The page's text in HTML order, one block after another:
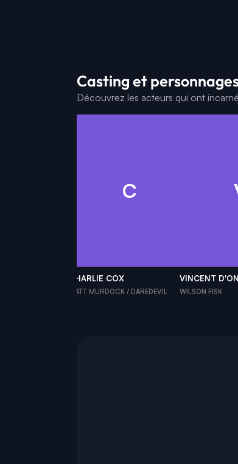
Casting et
Découvrez les acteurs qui ont
C
CHARLIE COX
MATT MURDOCK / DAREDEVIL
VINCENT
WILSON FISK